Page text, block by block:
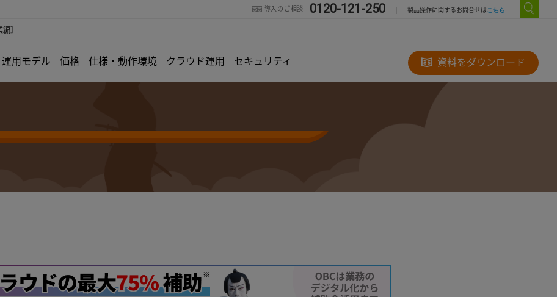
導入のご相談 0120-121-250 製品操作に関するお問合せは こちら
］
運用モデル 価格 仕様・動作環境 クラウド運用 セキュリティ 資料をダウンロード